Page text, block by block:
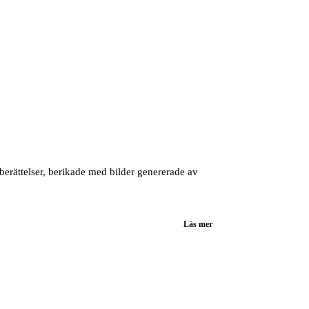
berikade med bilder genererade av
Läs mer